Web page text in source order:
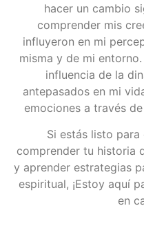
hacer un cambio
comprender mis
influyeron en mi
misma y de mi
influencia de la
antepasados en mi
emociones a través
Si estás listo
comprender tu historia
y aprender estrategias
espiritual, ¡Estoy aquí
en